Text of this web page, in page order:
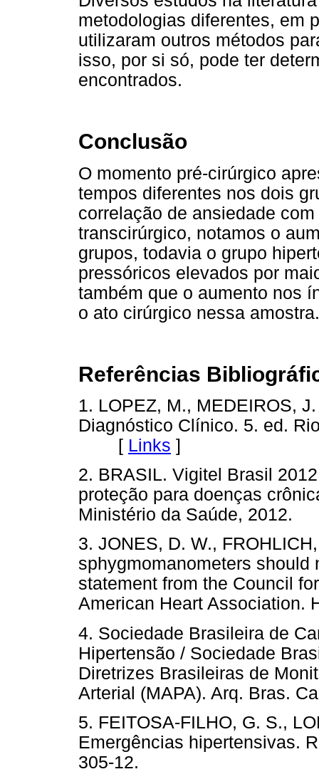
metodologias diferentes, em
utilizaram outros métodos
isso, por si só, pode ter
encontrados.
Conclusão
O momento pré-cirúrgico
tempos diferentes nos dois
correlação de ansiedade
transcirúrgico, notamos o
grupos, todavia o grupo
pressóricos elevados por
também que o aumento nos
o ato cirúrgico nessa amostra.
Referências
1. LOPEZ, M., MEDEIROS,
Diagnóstico Clínico. 5. ed.
[ Links ]
2. BRASIL. Vigitel Brasil
proteção para doenças
Ministério da Saúde, 2012.
3. JONES, D. W.,
sphygmomanometers should
statement from the Council
American Heart Association.
4. Sociedade Brasileira de
Hipertensão / Sociedade
Diretrizes Brasileiras de
Arterial (MAPA). Arq. Bras.
5. FEITOSA-FILHO, G. S.,
Emergências hipertensivas.
305-12.